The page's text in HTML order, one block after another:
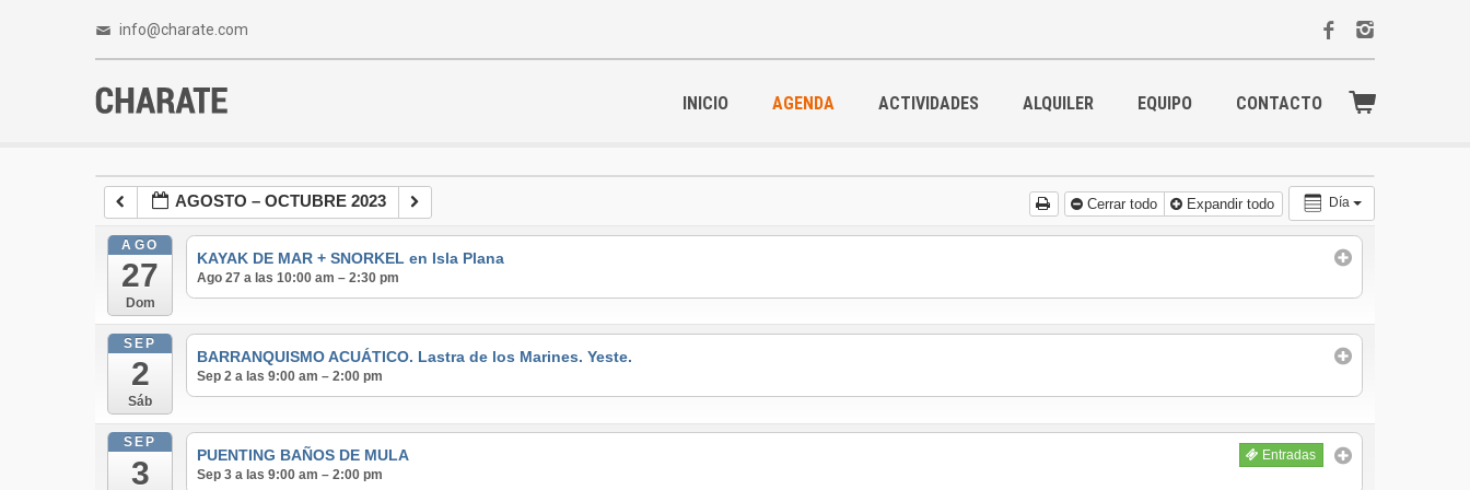
info@charate.com
INICIO AGENDA ACTIVIDADES ALQUILER EQUIPO CONTACTO
Día
AGOSTO – OCTUBRE 2023 Cerrar todo Expandir todo
AGO
27
Dom
KAYAK DE MAR + SNORKEL en Isla Plana
Ago 27 a las 10:00 am – 2:30 pm
SEP
2
Sáb
BARRANQUISMO ACUÁTICO. Lastra de los Marines. Yeste.
Sep 2 a las 9:00 am – 2:00 pm
SEP
3 PUENTING BAÑOS DE MULA
Entradas
Sep 3 a las 9:00 am – 2:00 pm